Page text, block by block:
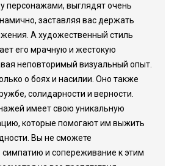
персонажами, выглядят очень
заставляя вас держать
А художественный стиль
его мрачную и жестокую
неповторимый визуальный опыт.
о боях и насилии. Оно также
солидарности и верности.
имеет свою уникальную
которые помогают им выжить
Вы не сможете
симпатию и сопереживание к этим